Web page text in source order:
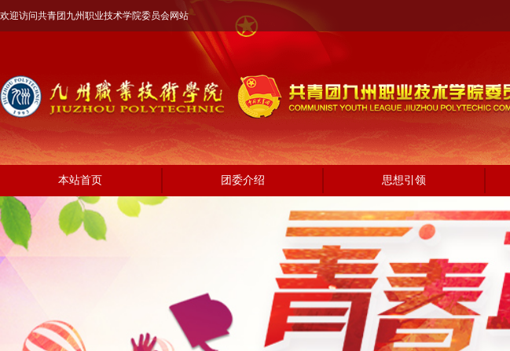
欢迎访问共青团九州职业技术学院委员会网站
本站首页 团委介绍 思想引领